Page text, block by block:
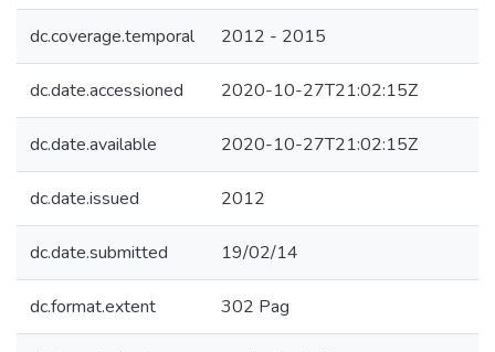
dc.coverage.temporal 2012 - 2015
dc.date.accessioned 2020-10-27T21:02:15Z
dc.date.available 2020-10-27T21:02:15Z
dc.date.issued 2012
dc.date.submitted 19/02/14
dc.format.extent 302 Pag